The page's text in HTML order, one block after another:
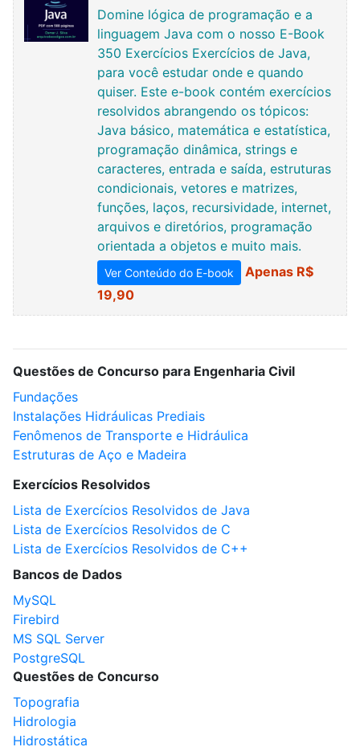
Domine lógica de programação e a
linguagem Java com o nosso E-Book
350 Exercícios Exercícios de Java,
para você estudar onde e quando
quiser. Este e-book contém exercícios
resolvidos abrangendo os tópicos:
Java básico, matemática e estatística,
programação dinâmica, strings e
caracteres, entrada e saída, estruturas
condicionais, vetores e matrizes,
funções, laços, recursividade, internet,
arquivos e diretórios, programação
orientada a objetos e muito mais.
Ver Conteúdo do E-book
Apenas R$
19,90
Questões de Concurso para Engenharia Civil
Fundações
Instalações Hidráulicas Prediais
Fenômenos de Transporte e Hidráulica
Estruturas de Aço e Madeira
Exercícios Resolvidos
Lista de Exercícios Resolvidos de Java
Lista de Exercícios Resolvidos de C
Lista de Exercícios Resolvidos de C++
Bancos de Dados
MySQL
Firebird
MS SQL Server
PostgreSQL
Questões de Concurso
Topografia
Hidrologia
Hidrostática